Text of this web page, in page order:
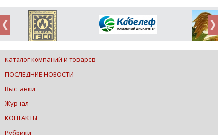
Каталог компаний и товаров
ПОСЛЕДНИЕ НОВОСТИ
Выставки
Журнал
КОНТАКТЫ
Рубрики